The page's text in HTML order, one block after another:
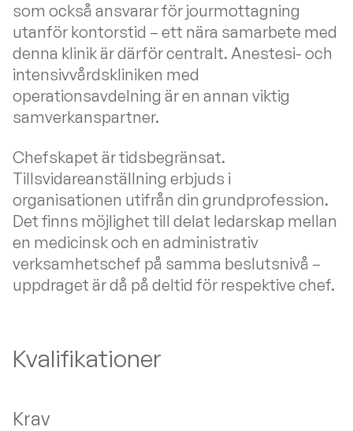
som också ansvarar för jourmottagning
utanför kontorstid – ett nära samarbete med
denna klinik är därför centralt. Anestesi- och
intensivvårdskliniken med
operationsavdelning är en annan viktig
samverkanspartner.
Chefskapet är tidsbegränsat.
Tillsvidareanställning erbjuds i
organisationen utifrån din grundprofession.
Det finns möjlighet till delat ledarskap mellan
en medicinsk och en administrativ
verksamhetschef på samma beslutsnivå –
uppdraget är då på deltid för respektive chef.
Kvalifikationer
Krav